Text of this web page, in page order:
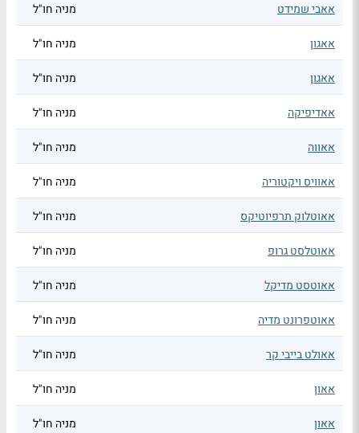
אאבי שמידט מניה חו"ל
אאגון מניה חו"ל
אאגון מניה חו"ל
אאדיפיקה מניה חו"ל
אאווה מניה חו"ל
אאוויס ויקטוריה מניה חו"ל
אאוטלוק תרפיוטיקס מניה חו"ל
אאוטלסט גרופ מניה חו"ל
אאוטסט מדיקל מניה חו"ל
אאוטפרונט מדיה מניה חו"ל
אאולט בייבי קר מניה חו"ל
אאון מניה חו"ל
אאון מניה חו"ל